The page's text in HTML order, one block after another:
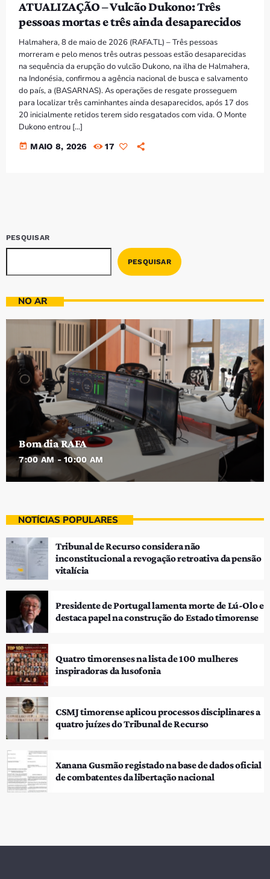
Bom dia RAFA
7:00 AM - 10:00 AM
Bom dia RAFA
7:00 AM - 9:00 AM
Bom dia RAFA
7:00 AM - 10:00 AM
ATUALIZAÇÃO – Vulcão Dukono: Três
pessoas mortas e três ainda desaparecidos
Halmahera, 8 de maio de 2026 (RAFA.TL) – Três pessoas
morreram e pelo menos três outras pessoas estão desaparecidas
na sequência da erupção do vulcão Dukono, na ilha de Halmahera,
na Indonésia, confirmou a agência nacional de busca e salvamento
do país, a (BASARNAS). As operações de resgate prosseguem
para localizar três caminhantes ainda desaparecidos, após 17 dos
20 inicialmente retidos terem sido resgatados com vida. O Monte
Dukono entrou […]
today MAIO 8, 2026 17
PESQUISAR
PESQUISAR
NO AR
Bom dia RAFA
7:00 AM - 10:00 AM
NOTÍCIAS POPULARES
Tribunal de Recurso considera não
inconstitucional a revogação retroativa da pensão
vitalícia
Presidente de Portugal lamenta morte de Lú-Olo e
destaca papel na construção do Estado timorense
Quatro timorenses na lista de 100 mulheres
inspiradoras da lusofonia
CSMJ timorense aplicou processos disciplinares a
quatro juízes do Tribunal de Recurso
Xanana Gusmão registado na base de dados oficial
de combatentes da libertação nacional